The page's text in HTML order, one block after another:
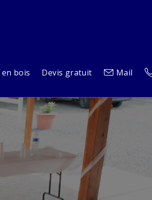
en bois Devis gratuit Mail